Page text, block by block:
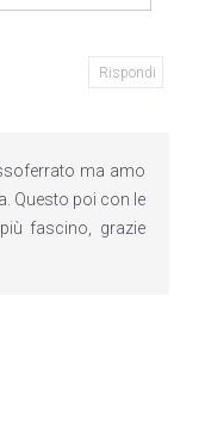
ma amo
Questo poi con le
fascino, grazie
Rispondi